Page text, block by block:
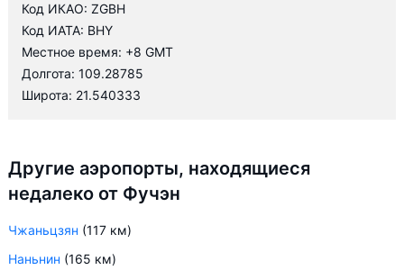
Код ИКАО: ZGBH
Код ИАТА: BHY
Местное время: +8 GMT
Долгота: 109.28785
Широта: 21.540333
Другие аэропорты, находящиеся
недалеко от Фучэн
Чжаньцзян (117 км)
Наньнин (165 км)